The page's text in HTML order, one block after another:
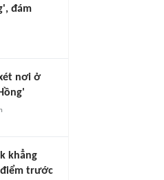
đám
nơi ở
khẳng
trước